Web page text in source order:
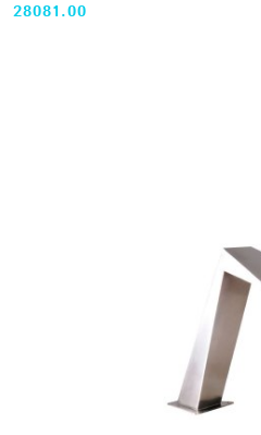
Cena:
28081.00